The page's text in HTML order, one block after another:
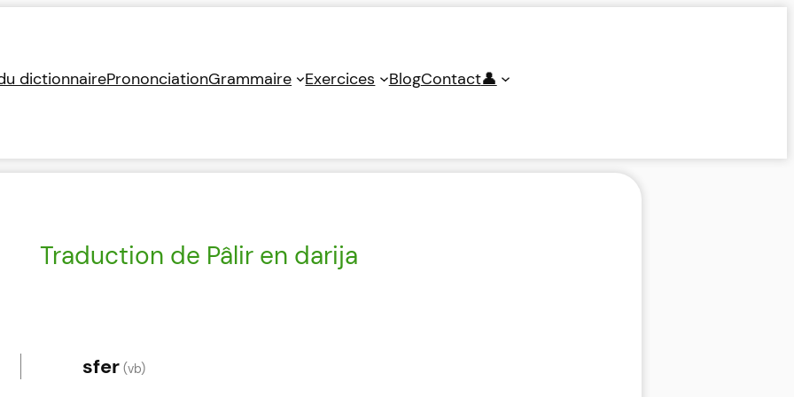
dictionnairePrononciationGrammaire Exercices BlogContact👤
Traduction de Pâlir en darija
sfer(vb)